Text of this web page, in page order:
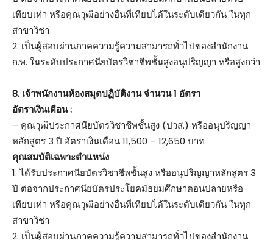
เทียบเท่า หรือคุณวุฒิอย่างอื่นที่เทียบได้ในระดับเดียวกัน ในทุก
สาขาวิชา
2. เป็นผู้สอบผ่านภาคความรู้ความสามารถทั่วไปของสำนักงาน
ก.พ. ในระดับประกาศนียบัตรวิชาชีพชั้นสูงอนุปริญญา หรือสูงกว่า
8. เจ้าพนักงานห้องสมุดปฏิบัติงาน จำนวน 1 อัตรา
อัตราเงินเดือน :
– คุณวุฒิประกาศนียบัตรวิชาชีพชั้นสูง (ปวส.) หรืออนุปริญญา
หลักสูตร 3 ปี อัตราเงินเดือน 11,500 – 12,650 บาท
คุณสมบัติเฉพาะตำแหน่ง
1. ได้รับประกาศนียบัตรวิชาชีพชั้นสูง หรืออนุปริญญาหลักสูตร 3
ปี ต่อจากประกาศนียบัตรประโยคมัธยมศึกษาตอนปลายหรือ
เทียบเท่า หรือคุณวุฒิอย่างอื่นที่เทียบได้ในระดับเดียวกัน ในทุก
สาขาวิชา
2. เป็นผู้สอบผ่านภาคความรู้ความสามารถทั่วไปของสำนักงาน